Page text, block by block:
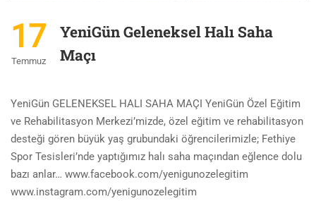
17
Temmuz
YeniGün Geleneksel Halı Saha
Maçı
YeniGün GELENEKSEL HALI SAHA MAÇI YeniGün Özel Eğitim
ve Rehabilitasyon Merkezi’mizde, özel eğitim ve rehabilitasyon
desteği gören büyük yaş grubundaki öğrencilerimizle; Fethiye
Spor Tesisleri’nde yaptığımız halı saha maçından eğlence dolu
bazı anlar… www.facebook.com/yenigunozelegitim
www.instagram.com/yenigunozelegitim